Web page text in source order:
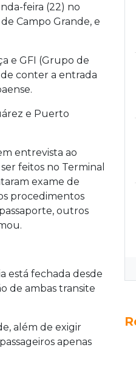
feira (22) no
Campo Grande, e
e GFI (Grupo de
conter a entrada
e Puerto
entrevista ao
feitos no Terminal
exame de
procedimentos
outros
está fechada desde
de ambas transite
além de exigir
apenas